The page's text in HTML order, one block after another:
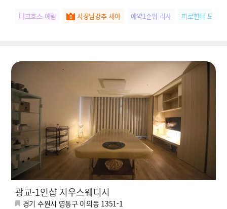
다크호스 예림 사장님강추 세아 예약1순위 리사 피로헌터 도희
광교-1인샵 지우스웨디시
경기 수원시 영통구 이의동 1351-1